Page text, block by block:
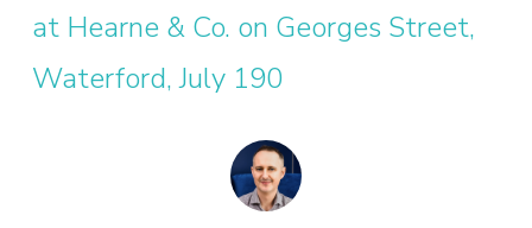
at Hearne & Co. on Georges Street,
Waterford, July 190